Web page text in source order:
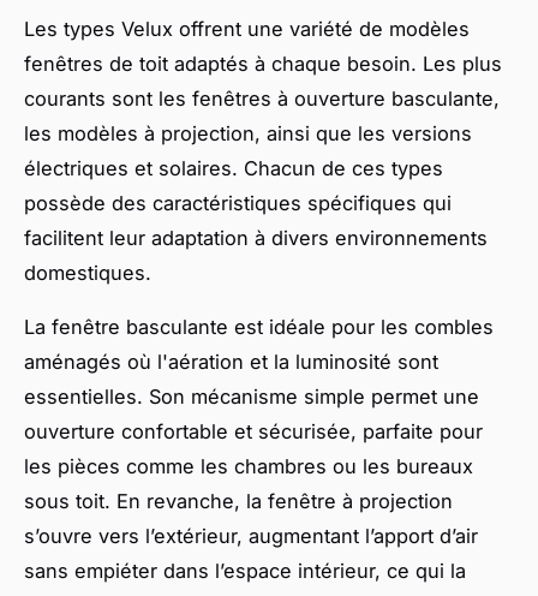
Les types Velux offrent une variété de modèles
fenêtres de toit adaptés à chaque besoin. Les plus
courants sont les fenêtres à ouverture basculante,
les modèles à projection, ainsi que les versions
électriques et solaires. Chacun de ces types
possède des caractéristiques spécifiques qui
facilitent leur adaptation à divers environnements
domestiques.
La fenêtre basculante est idéale pour les combles
aménagés où l'aération et la luminosité sont
essentielles. Son mécanisme simple permet une
ouverture confortable et sécurisée, parfaite pour
les pièces comme les chambres ou les bureaux
sous toit. En revanche, la fenêtre à projection
s’ouvre vers l’extérieur, augmentant l’apport d’air
sans empiéter dans l’espace intérieur, ce qui la